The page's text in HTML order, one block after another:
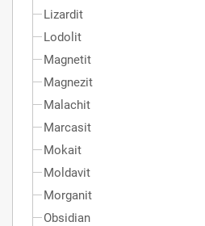
Lizardit
Lodolit
Magnetit
Magnezit
Malachit
Marcasit
Mokait
Moldavit
Morganit
Obsidian